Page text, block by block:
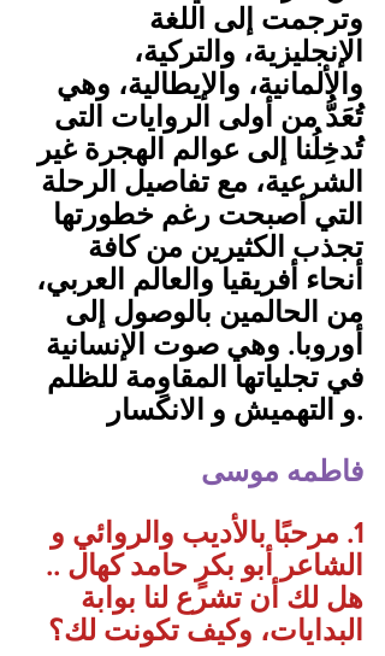
وترجمت إلى اللغة
الإنجليزية، والتركية،
والألمانية، والإيطالية، وهي
تُعَدُّ من أولى الروايات التى
تُدخِلُنا إلى عوالم الهجرة غير
الشرعية، مع تفاصيل الرحلة
التي أصبحت رغم خطورتها
تجذب الكثيرين من كافة
أنحاء أفريقيا والعالم العربي،
من الحالمين بالوصول إلى
أوروبا. وهي صوت الإنسانية
في تجلياتها المقاوِمة للظلم
و التهميش و الانكسار.
‎فاطمه موسى
1. مرحبًا بالأديب والروائي و
الشاعر أبو بكرٍ حامد كهال ..
هل لك أن تشرع لنا بوابة
البدايات، وكيف تكونت لك؟